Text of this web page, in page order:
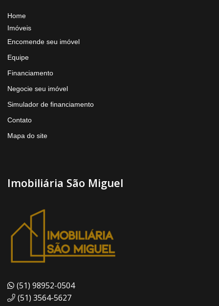
Home
Imóveis
Encomende seu imóvel
Equipe
Financiamento
Negocie seu imóvel
Simulador de financiamento
Contato
Mapa do site
Imobiliária São Miguel
(51) 98952-0504
(51) 3564-5627